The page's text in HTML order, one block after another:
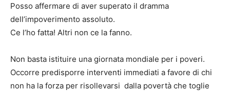
Posso affermare di aver superato il dramma
dell’impoverimento assoluto.
Ce l’ho fatta! Altri non ce la fanno.
Non basta istituire una giornata mondiale per i poveri.
Occorre predisporre interventi immediati a favore di chi
non ha la forza per risollevarsi dalla povertà che toglie